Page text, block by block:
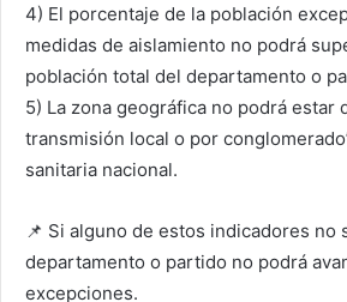
4) El porcentaje de la población
medidas de aislamiento no podrá
población total del departamento o
5) La zona geográfica no podrá estar
transmisión local o por
sanitaria nacional.
📌 Si alguno de estos indicadores no
departamento o partido no podrá
excepciones.